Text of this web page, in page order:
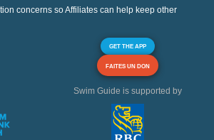
concerns so Affiliates can help keep other
GET THE APP
FAITES UN DON
Swim Guide is supported by